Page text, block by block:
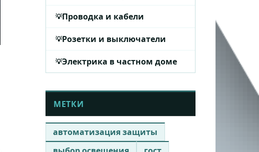
Проводка и кабели
Розетки и выключатели
Электрика в частном доме
МЕТКИ
автоматизация защиты